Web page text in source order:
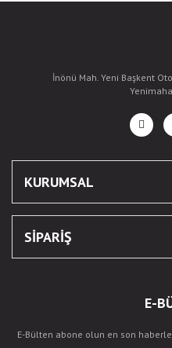
İnönü Mah. Yeni Başkent
KURUMSAL
SİPARİŞ
E-
E-Bülten abone olun en son